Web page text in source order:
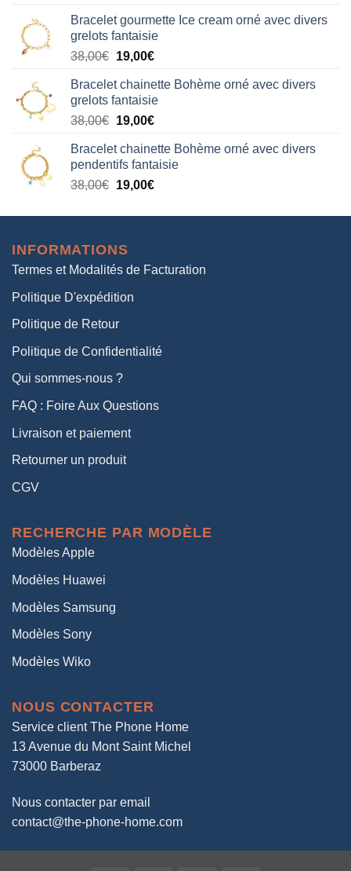
initial
était :
38,00€.
actuel
est :
19,00€.
Bracelet gourmette Ice cream orné avec divers
grelots fantaisie
38,00€ Le
initial
était :
38,00€.
19,00€Le
actuel
est :
19,00€.
Bracelet chainette Bohème orné avec divers
grelots fantaisie
38,00€ Le
initial
était :
38,00€.
19,00€Le
actuel
est :
19,00€.
Bracelet chainette Bohème orné avec divers
pendentifs fantaisie
38,00€ Le
initial
38,00€.
19,00€Le
actuel
INFORMATIONS
Termes et Modalités de Facturation
Politique D'expédition
Politique de Retour
Politique de Confidentialité
Qui sommes-nous ?
FAQ : Foire Aux Questions
Livraison et paiement
Retourner un produit
CGV
RECHERCHE PAR MODÈLE
Modèles Apple
Modèles Huawei
Modèles Samsung
Modèles Sony
Modèles Wiko
NOUS CONTACTER
Service client The Phone Home
13 Avenue du Mont Saint Michel
73000 Barberaz
Nous contacter par email
contact@the-phone-home.com